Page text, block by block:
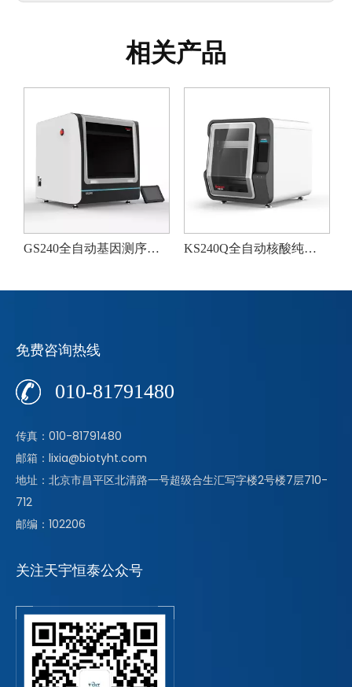
相关产品
GS240全自动基因测序文库制备仪 KS240Q全自动核酸纯化仪(仅限科研使用)
免费咨询热线
010-81791480
传真：010-81791480
邮箱：lixia@biotyht.com
地址：北京市昌平区北清路一号超级合生汇写字楼2号楼7层710-
712
邮编：102206
关注天宇恒泰公众号